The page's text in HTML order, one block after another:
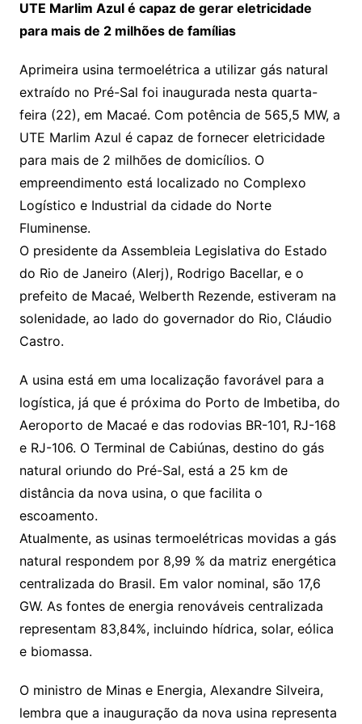
UTE Marlim Azul é capaz de gerar eletricidade
para mais de 2 milhões de famílias
Aprimeira usina termoelétrica a utilizar gás natural
extraído no Pré-Sal foi inaugurada nesta quarta-
feira (22), em Macaé. Com potência de 565,5 MW, a
UTE Marlim Azul é capaz de fornecer eletricidade
para mais de 2 milhões de domicílios. O
empreendimento está localizado no Complexo
Logístico e Industrial da cidade do Norte
Fluminense.
O presidente da Assembleia Legislativa do Estado
do Rio de Janeiro (Alerj), Rodrigo Bacellar, e o
prefeito de Macaé, Welberth Rezende, estiveram na
solenidade, ao lado do governador do Rio, Cláudio
Castro.
A usina está em uma localização favorável para a
logística, já que é próxima do Porto de Imbetiba, do
Aeroporto de Macaé e das rodovias BR-101, RJ-168
e RJ-106. O Terminal de Cabiúnas, destino do gás
natural oriundo do Pré-Sal, está a 25 km de
distância da nova usina, o que facilita o
escoamento.
Atualmente, as usinas termoelétricas movidas a gás
natural respondem por 8,99 % da matriz energética
centralizada do Brasil. Em valor nominal, são 17,6
GW. As fontes de energia renováveis centralizada
representam 83,84%, incluindo hídrica, solar, eólica
e biomassa.
O ministro de Minas e Energia, Alexandre Silveira,
lembra que a inauguração da nova usina representa